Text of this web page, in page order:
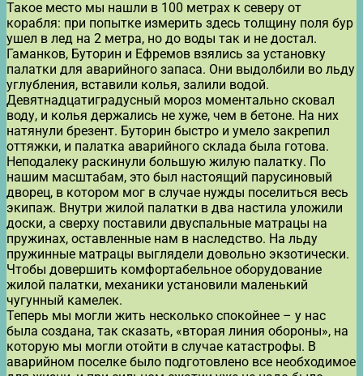
Такое место мы нашли в 100 метрах к северу от
корабля: при попытке измерить здесь толщину поля бур
ушел в лед на 2 метра, но до воды так и не достал.
Гаманков, Буторин и Ефремов взялись за установку
палатки для аварийного запаса. Они выдолбили во льду
углубления, вставили колья, залили водой.
Девятнадцатиградусный мороз моментально сковал
воду, и колья держались не хуже, чем в бетоне. На них
натянули брезент. Буторин быстро и умело закрепил
оттяжки, и палатка аварийного склада была готова.
Неподалеку раскинули большую жилую палатку. По
нашим масштабам, это был настоящий парусиновый
дворец, в котором мог в случае нужды поселиться весь
экипаж. Внутри жилой палатки в два настила уложили
доски, а сверху поставили двуспальные матрацы на
пружинах, оставленные нам в наследство. На льду
пружинные матрацы выглядели довольно экзотически.
Чтобы довершить комфортабельное оборудование
жилой палатки, механики установили маленький
чугунный камелек.
Теперь мы могли жить несколько спокойнее – у нас
была создана, так сказать, «вторая линия обороны», на
которую мы могли отойти в случае катастрофы. В
аварийном поселке было подготовлено все необходимое